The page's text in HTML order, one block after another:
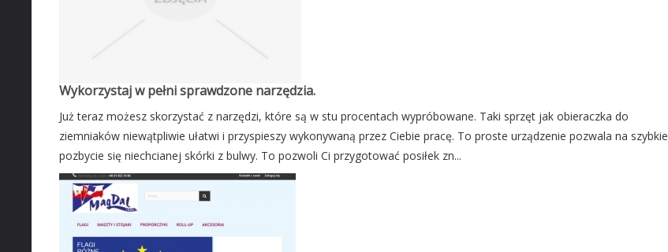
Wykorzystaj w pełni sprawdzone narzędzia.
Już teraz możesz skorzystać z narzędzi, które są w stu procentach wypróbowane. Taki sprzęt jak obieraczka do
ziemniaków niewątpliwie ułatwi i przyspieszy wykonywaną przez Ciebie pracę. To proste urządzenie pozwala na szybkie
pozbycie się niechcianej skórki z bulwy. To pozwoli Ci przygotować posiłek zn...